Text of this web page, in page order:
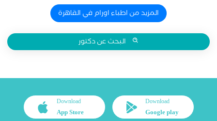
المزيد من اطباء اورام في القاهرة
البحث عن دكتور
Download
Google play
Download
App Store